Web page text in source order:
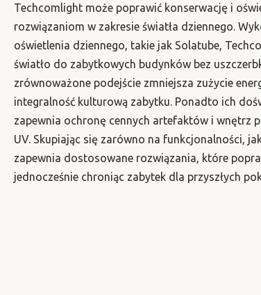
Techcomlight może poprawić konserwację i
rozwiązaniom w zakresie światła dziennego.
oświetlenia dziennego, takie jak Solatube,
światło do zabytkowych budynków bez
zrównoważone podejście zmniejsza zużycie
integralność kulturową zabytku. Ponadto ich
zapewnia ochronę cennych artefaktów i wnętrz
UV. Skupiając się zarówno na funkcjonalności,
zapewnia dostosowane rozwiązania, które
jednocześnie chroniąc zabytek dla przyszłych